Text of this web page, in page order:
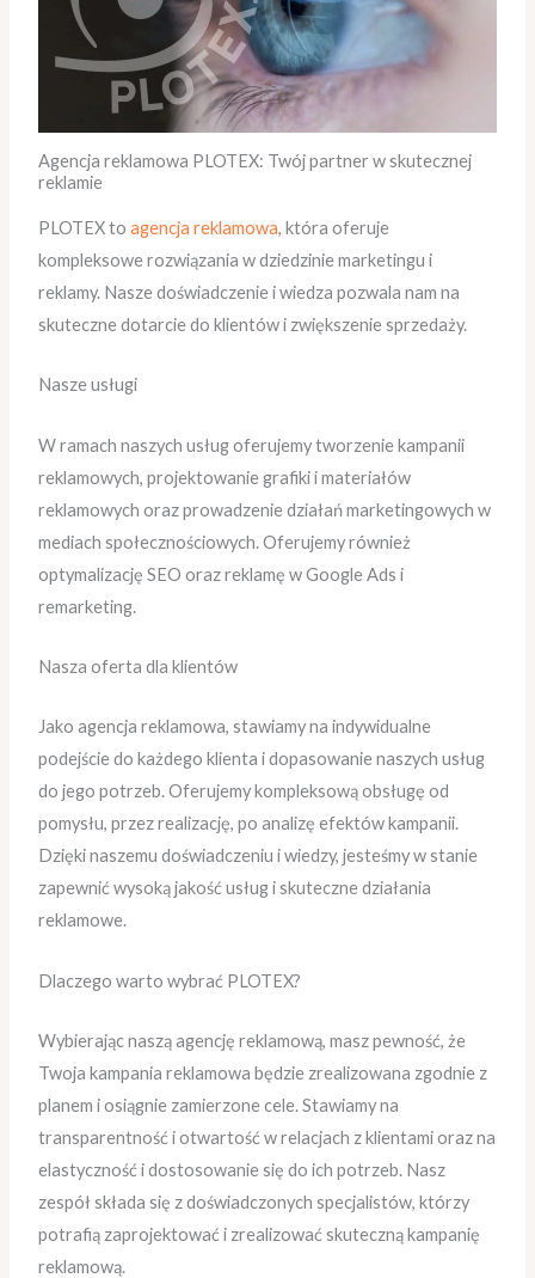
Agencja reklamowa PLOTEX: Twój partner w skutecznej
reklamie
PLOTEX toagencja reklamowa, która oferuje
kompleksowe rozwiązania w dziedzinie marketingu i
reklamy. Nasze doświadczenie i wiedza pozwala nam na
skuteczne dotarcie do klientów i zwiększenie sprzedaży.
Nasze usługi
W ramach naszych usług oferujemy tworzenie kampanii
reklamowych, projektowanie grafiki i materiałów
reklamowych oraz prowadzenie działań marketingowych w
mediach społecznościowych. Oferujemy również
optymalizację SEO oraz reklamę w Google Ads i
remarketing.
Nasza oferta dla klientów
Jako agencja reklamowa, stawiamy na indywidualne
podejście do każdego klienta i dopasowanie naszych usług
do jego potrzeb. Oferujemy kompleksową obsługę od
pomysłu, przez realizację, po analizę efektów kampanii.
Dzięki naszemu doświadczeniu i wiedzy, jesteśmy w stanie
zapewnić wysoką jakość usług i skuteczne działania
reklamowe.
Dlaczego warto wybrać PLOTEX?
Wybierając naszą agencję reklamową, masz pewność, że
Twoja kampania reklamowa będzie zrealizowana zgodnie z
planem i osiągnie zamierzone cele. Stawiamy na
transparentność i otwartość w relacjach z klientami oraz na
elastyczność i dostosowanie się do ich potrzeb. Nasz
zespół składa się z doświadczonych specjalistów, którzy
potrafią zaprojektować i zrealizować skuteczną kampanię
reklamową.